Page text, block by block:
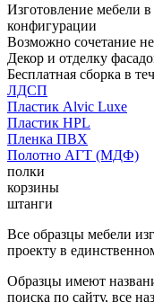
Изготовление мебели
конфигурации
Возможно сочетание
Декор и отделку
Бесплатная сборка в
ЛДСП
Пластик Alvic Luxe
Пластик HPL
Пленка ПВХ
Полотно АГТ (МДФ)
полки
корзины
штанги
Все образцы мебели
проекту в
Образцы имеют
поиска по сайту, все